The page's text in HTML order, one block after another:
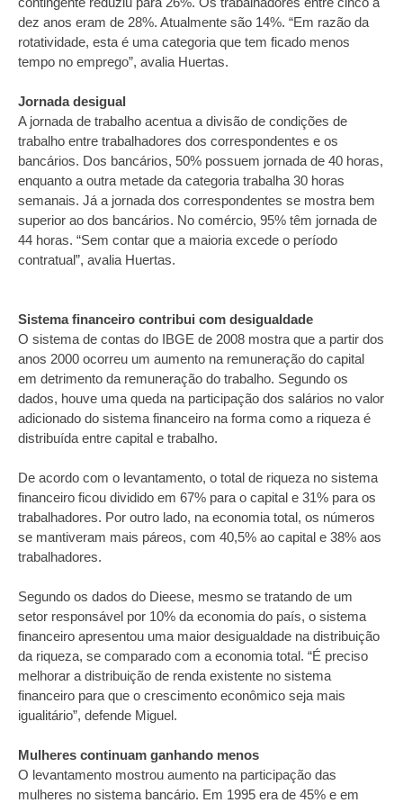
dez anos eram de 28%. Atualmente são 14%. “Em razão da
rotatividade, esta é uma categoria que tem ficado menos
tempo no emprego”, avalia Huertas.
Jornada desigual
A jornada de trabalho acentua a divisão de condições de
trabalho entre trabalhadores dos correspondentes e os
bancários. Dos bancários, 50% possuem jornada de 40 horas,
enquanto a outra metade da categoria trabalha 30 horas
semanais. Já a jornada dos correspondentes se mostra bem
superior ao dos bancários. No comércio, 95% têm jornada de
44 horas. “Sem contar que a maioria excede o período
contratual”, avalia Huertas.
Sistema financeiro contribui com desigualdade
O sistema de contas do IBGE de 2008 mostra que a partir dos
anos 2000 ocorreu um aumento na remuneração do capital
em detrimento da remuneração do trabalho. Segundo os
dados, houve uma queda na participação dos salários no valor
adicionado do sistema financeiro na forma como a riqueza é
distribuída entre capital e trabalho.
De acordo com o levantamento, o total de riqueza no sistema
financeiro ficou dividido em 67% para o capital e 31% para os
trabalhadores. Por outro lado, na economia total, os números
se mantiveram mais páreos, com 40,5% ao capital e 38% aos
trabalhadores.
Segundo os dados do Dieese, mesmo se tratando de um
setor responsável por 10% da economia do país, o sistema
financeiro apresentou uma maior desigualdade na distribuição
da riqueza, se comparado com a economia total. “É preciso
melhorar a distribuição de renda existente no sistema
financeiro para que o crescimento econômico seja mais
igualitário”, defende Miguel.
Mulheres continuam ganhando menos
O levantamento mostrou aumento na participação das
mulheres no sistema bancário. Em 1995 era de 45% e em